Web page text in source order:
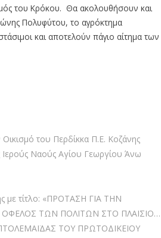
του Κρόκου. Θα ακολουθήσουν και
Πολυφύτου, το αγρόκτημα
και αποτελούν πάγιο αίτημα των
του Περδίκκα Π.Ε. Κοζάνης
Ναούς Αγίου Γεωργίου Άνω
με τίτλο: «ΠΡΟΤΑΣΗ ΓΙΑ ΤΗΝ
ΤΩΝ ΠΟΛΙΤΩΝ ΣΤΟ ΠΛΑΙΣΙΟ…
ΤΟΥ ΠΡΩΤΟΔΙΚΕΙΟΥ